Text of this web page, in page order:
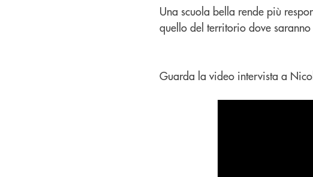
Una scuola bella rende più
quello del territorio dove
Guarda la video intervista a